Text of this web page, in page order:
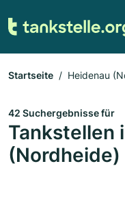
Startseite Heidenau
42 Suchergebnisse für
Tankstellen
(Nordheide)